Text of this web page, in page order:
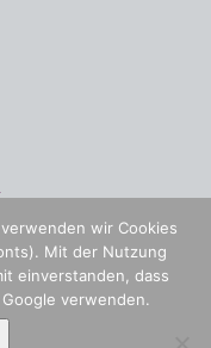
wir Cookies
Mit der Nutzung
einverstanden, dass
verwenden.